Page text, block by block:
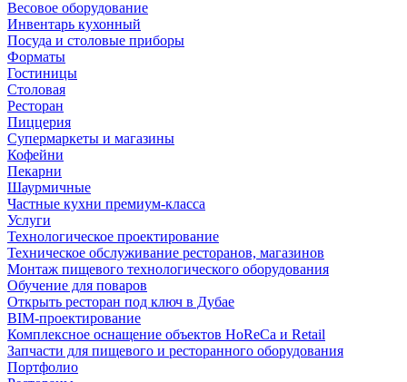
Весовое оборудование
Инвентарь кухонный
Посуда и столовые приборы
Форматы
Гостиницы
Столовая
Ресторан
Пиццерия
Супермаркеты и магазины
Кофейни
Пекарни
Шаурмичные
Частные кухни премиум-класса
Услуги
Технологическое проектирование
Техническое обслуживание ресторанов, магазинов
Монтаж пищевого технологического оборудования
Обучение для поваров
Открыть ресторан под ключ в Дубае
BIM-проектирование
Комплексное оснащение объектов HoReCa и Retail
Запчасти для пищевого и ресторанного оборудования
Портфолио